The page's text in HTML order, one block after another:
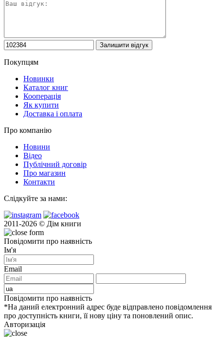
Покупцям
Новинки
Каталог книг
Кооперація
Як купити
Доставка і оплата
Про компанію
Новини
Відео
Публічний договір
Про магазин
Контакти
Слідкуйте за нами:
2011-2026 © Дім книги
Повідомити про наявність
Ім'я
Email
Повідомити про наявність
*На даний електронний адрес буде відправлено повідомлення
про доступність книги, її нову ціну та поновлений опис.
Авторизація